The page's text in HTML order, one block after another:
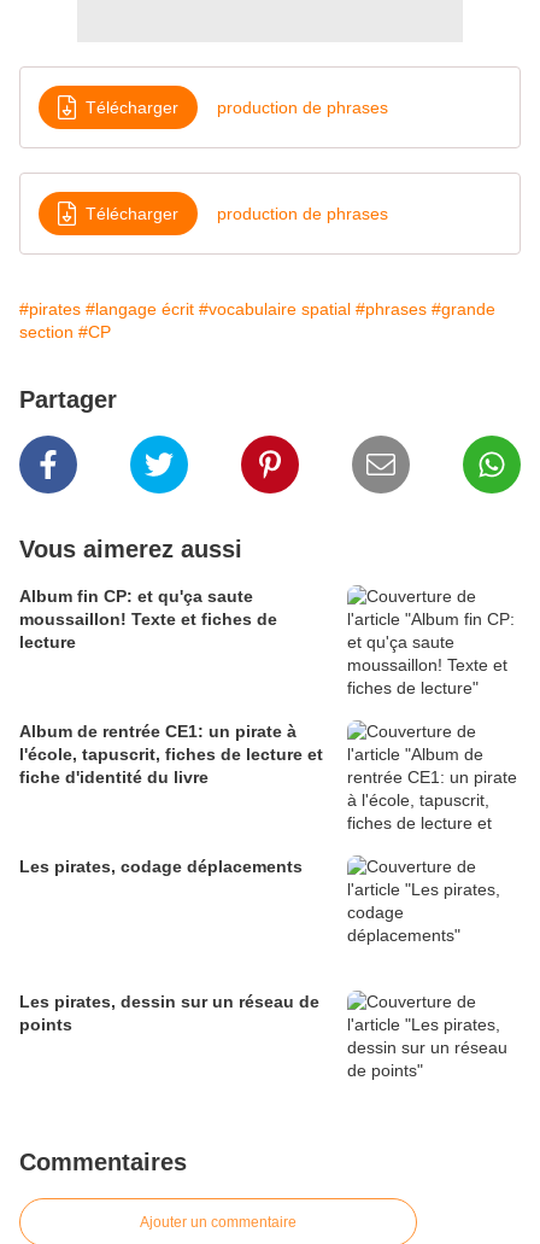
Télécharger production de phrases
Télécharger production de phrases
#pirates #langage écrit #vocabulaire spatial #phrases #grande
section #CP
Partager
Vous aimerez aussi
Album fin CP: et qu'ça saute
moussaillon! Texte et fiches de
lecture
Album de rentrée CE1: un pirate à
l'école, tapuscrit, fiches de lecture et
fiche d'identité du livre
Les pirates, codage déplacements
Les pirates, dessin sur un réseau de
points
Commentaires
Ajouter un commentaire